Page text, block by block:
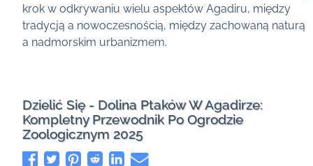
krok w odkrywaniu wielu aspektów Agadiru, między
tradycją a nowoczesnością, między zachowaną naturą
a nadmorskim urbanizmem.
Dzielić Się - Dolina Ptaków W Agadirze:
Kompletny Przewodnik Po Ogrodzie
Zoologicznym 2025